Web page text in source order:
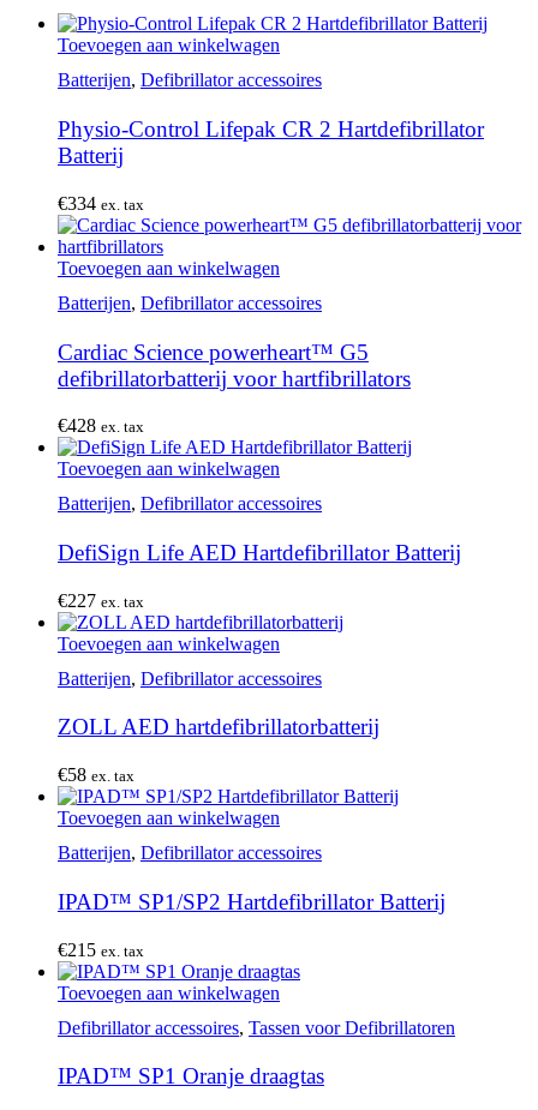
Toevoegen aan winkelwagen
Batterijen, Defibrillator accessoires
Physio-Control Lifepak CR 2 Hartdefibrillator
Batterij
€334 ex. tax
Toevoegen aan winkelwagen
Batterijen, Defibrillator accessoires
Cardiac Science powerheart™ G5
defibrillatorbatterij voor hartfibrillators
€428 ex. tax
Toevoegen aan winkelwagen
Batterijen, Defibrillator accessoires
DefiSign Life AED Hartdefibrillator Batterij
€227 ex. tax
Toevoegen aan winkelwagen
Batterijen, Defibrillator accessoires
ZOLL AED hartdefibrillatorbatterij
€58 ex. tax
Toevoegen aan winkelwagen
Batterijen, Defibrillator accessoires
IPAD™ SP1/SP2 Hartdefibrillator Batterij
€215 ex. tax
Toevoegen aan winkelwagen
Defibrillator accessoires, Tassen voor Defibrillatoren
IPAD™ SP1 Oranje draagtas